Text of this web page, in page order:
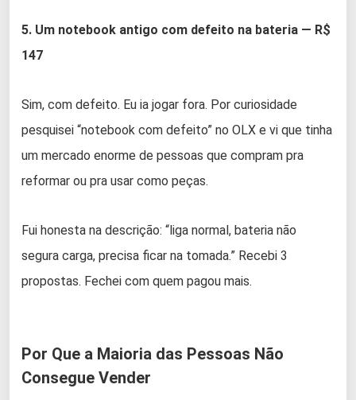
5. Um notebook antigo com defeito na bateria — R$
147
Sim, com defeito. Eu ia jogar fora. Por curiosidade
pesquisei “notebook com defeito” no OLX e vi que tinha
um mercado enorme de pessoas que compram pra
reformar ou pra usar como peças.
Fui honesta na descrição: “liga normal, bateria não
segura carga, precisa ficar na tomada.” Recebi 3
propostas. Fechei com quem pagou mais.
Por Que a Maioria das Pessoas Não
Consegue Vender